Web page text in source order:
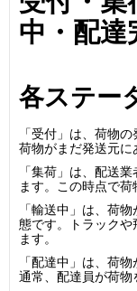
中・配達
各ステー
「受付」は、荷物
荷物がまだ発送元に
「集荷」は、配送
ます。この時点で荷
「輸送中」は、荷
態です。トラックや
ます。
「配達中」は、荷
通常、配達員が荷物